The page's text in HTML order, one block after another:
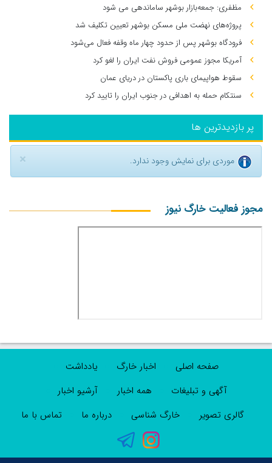
مظفری: جمعه‌بازار بوشهر ساماندهی می‌ شود
پروژه‌های نهضت ملی مسکن بوشهر تعیین تکلیف شد
فرودگاه بوشهر پس از حدود چهار ماه وقفه فعال می‌شود
آمریکا مجوز عمومی فروش نفت ایران را لغو کرد
سقوط هواپیمای باری پاکستان در دریای عمان
سنتکام حمله به اهدافی در جنوب ایران را تایید کرد
پر بازدیدترین ها
× موردی برای نمایش وجود ندارد.
مجوز فعالیت خارگ نیوز
صفحه اصلی اخبار خارگ
یادداشت
آگهی و تبلیغات
همه اخبار
آرشیو اخبار
گالری تصویر
خارگ شناسی درباره ما تماس با ما